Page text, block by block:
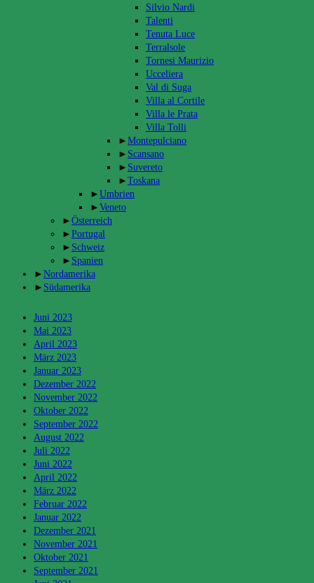
Silvio Nardi
Talenti
Tenuta Luce
Terralsole
Tornesi Maurizio
Ucceliera
Val di Suga
Villa al Cortile
Villa le Prata
Villa Tolli
► Montepulciano
► Scansano
► Suvereto
► Toskana
► Umbrien
► Veneto
► Österreich
► Portugal
► Schweiz
► Spanien
► Nordamerika
► Südamerika
Juni 2023
Mai 2023
April 2023
März 2023
Januar 2023
Dezember 2022
November 2022
Oktober 2022
September 2022
August 2022
Juli 2022
Juni 2022
April 2022
März 2022
Februar 2022
Januar 2022
Dezember 2021
November 2021
Oktober 2021
September 2021